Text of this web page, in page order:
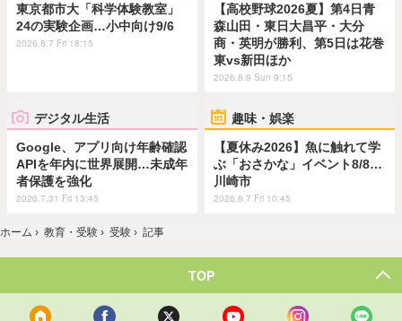
東京都市大「科学体験教室」
24の実験企画…小中向け9/6
2026.8.7 Fri 18:15
【高校野球2026夏】第4日青
森山田・東日大昌平・大分
商・英明が勝利、第5日は花巻
東vs新田ほか
2026.8.9 Sun 9:15
デジタル生活
Google、アプリ向け年齢確認
APIを年内に世界展開…未成年
者保護を強化
2026.7.31 Fri 13:45
趣味・娯楽
【夏休み2026】魚に触れて学
ぶ「おさかな」イベント8/8…
川崎市
2026.8.7 Fri 10:45
ホーム › 教育・受験 › 受験 › 記事
TOP